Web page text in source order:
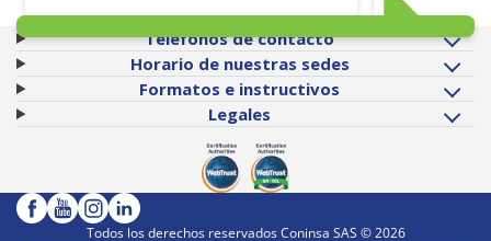
Teléfonos de contacto
Horario de nuestras sedes
Formatos e instructivos
Legales
Todos los derechos reservados Coninsa SAS ©2026